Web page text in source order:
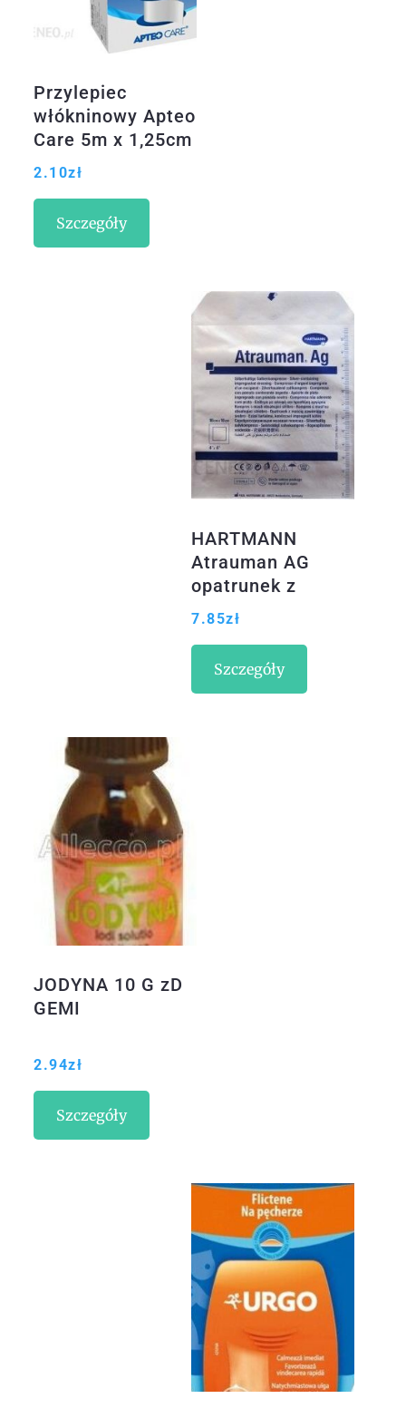
Przylepiec
włókninowy Apteo
Care 5m x 1,25cm
1 szt
2.10zł
Szczegóły
HARTMANN
Atrauman AG
opatrunek z
maścią 10x10cm
7.85zł
Szczegóły
JODYNA 10 G zD
GEMI
2.94zł
Szczegóły